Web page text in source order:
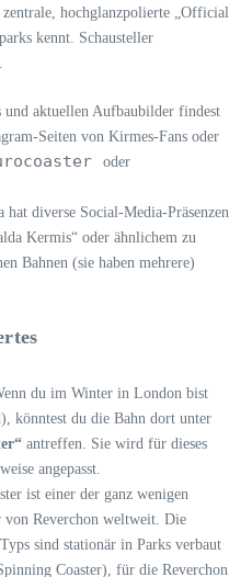
hochglanzpolierte „Official
kennt. Schausteller
und aktuellen Aufbaubilder findest
Seiten von Kirmes-Fans oder
oder
diverse Social-Media-Präsenzen
Kermis“ oder ähnlichem zu
Bahnen (sie haben mehrere)
du im Winter in London bist
könntest du die Bahn dort unter
antreffen. Sie wird für dieses
angepasst.
ist einer der ganz wenigen
von Reverchon weltweit. Die
sind stationär in Parks verbaut
Coaster), für die Reverchon